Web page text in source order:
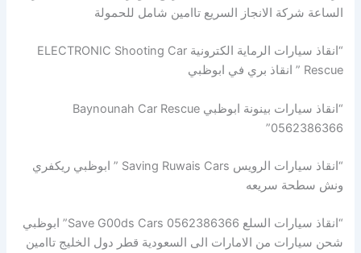
الساعة شركة الانجاز السريع تاامين شامل للحمولة
“انقاذ سيارات الرماية الكترونية ELECTRONIC Shooting Car
Rescue ” انقاذ بري في ابوظبي
“انقاذ سيارات بينونة ابوظبي Baynounah Car Rescue
0562386366”
“انقاذ سيارات الرويس Saving Ruwais Cars ” ابوظبي ريكفري
ونش سطحة سريعه
“انقاذ سيارات السلع Save G00ds Cars 0562386366” ابوظبي
شحن سيارات من الامارات الى السعودية قطر دول الخليج تاامين